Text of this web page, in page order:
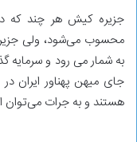
جزیره کیش هر چند که
محسوب می‌شود، ولی
به شمار می رود و سرمایه
جای میهن پهناور
هستند و به جرات می‌توان